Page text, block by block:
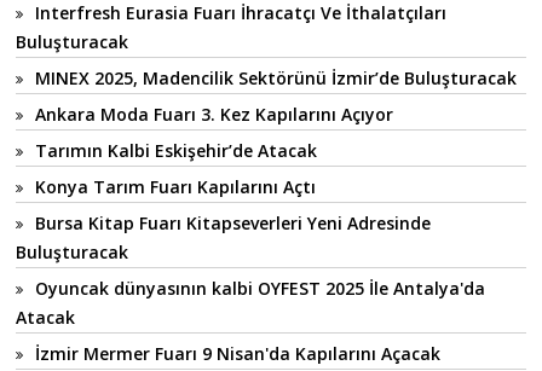
Interfresh Eurasia Fuarı İhracatçı Ve İthalatçıları
Buluşturacak
MINEX 2025, Madencilik Sektörünü İzmir’de Buluşturacak
Ankara Moda Fuarı 3. Kez Kapılarını Açıyor
Tarımın Kalbi Eskişehir’de Atacak
Konya Tarım Fuarı Kapılarını Açtı
Bursa Kitap Fuarı Kitapseverleri Yeni Adresinde
Buluşturacak
Oyuncak dünyasının kalbi OYFEST 2025 İle Antalya'da
Atacak
İzmir Mermer Fuarı 9 Nisan'da Kapılarını Açacak